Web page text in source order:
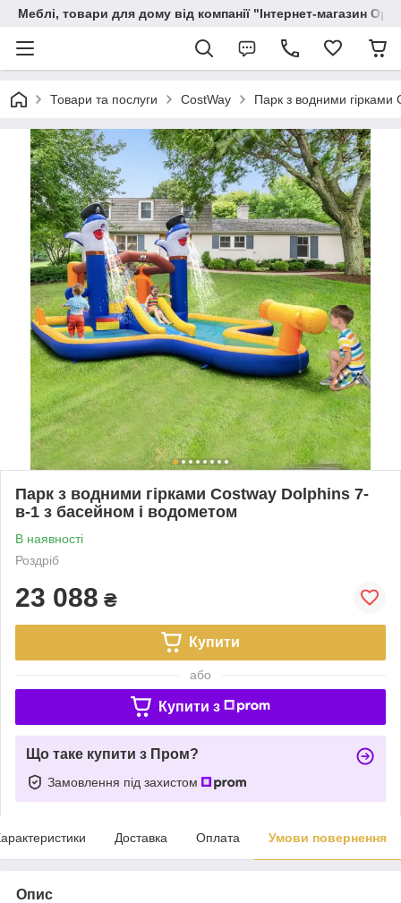
Меблі, товари для дому від компанії "Інтернет-магазин
Товари та послуги CostWay Парк з водними
Парк з водними гірками Costway Dolphins 7-
в-1 з басейном і водометом
В наявності
Роздріб
23 088 ₴
Купити
або
Купити з
Що таке купити з Пром?
Замовлення під захистом
Доставка Оплата Умови повернення
Опис